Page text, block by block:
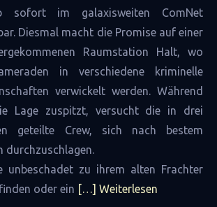
sofort im galaxisweiten ComNet
Diesmal macht die Promise auf einer
Raumstation Halt, wo
in verschiedene kriminelle
verwickelt werden. Während
Lage zuspitzt, versucht die in drei
geteilte Crew, sich nach bestem
durchzuschlagen.
unbeschadet zu ihrem alten Frachter
oder ein […] Weiterlesen